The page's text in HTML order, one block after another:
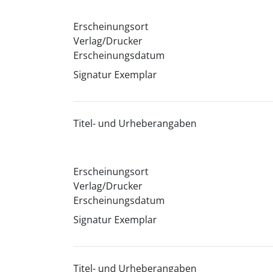
Erscheinungsort
Verlag/Drucker
Erscheinungsdatum
Signatur Exemplar
Titel- und Urheberangaben
Erscheinungsort
Verlag/Drucker
Erscheinungsdatum
Signatur Exemplar
Titel- und Urheberangaben